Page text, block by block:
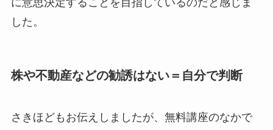
した。
株や不動産などの勧誘はない＝自分で判断
さきほどもお伝えしましたが、無料講座のなかで